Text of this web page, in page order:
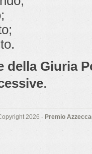
della Giuria
.
2026 - Premio